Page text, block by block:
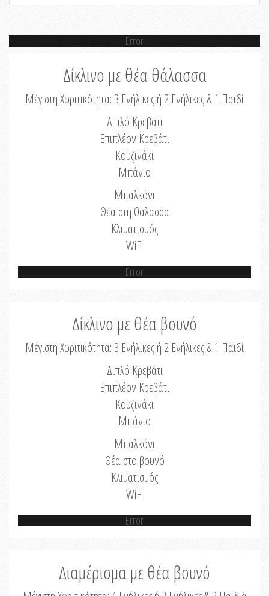
Error
Δίκλινο με θέα θάλασσα
Μέγιστη Χωριτικότητα: 3 Ενήλικες ή 2 Ενήλικες & 1 Παιδί
Διπλό Κρεβάτι
Επιπλέον Κρεβάτι
Κουζινάκι
Μπάνιο
Μπαλκόνι
Θέα στη θάλασσα
Κλιματισμός
WiFi
Error
Δίκλινο με θέα βουνό
Μέγιστη Χωριτικότητα: 3 Ενήλικες ή 2 Ενήλικες & 1 Παιδί
Διπλό Κρεβάτι
Επιπλέον Κρεβάτι
Κουζινάκι
Μπάνιο
Μπαλκόνι
Θέα στο βουνό
Κλιματισμός
WiFi
Error
Διαμέρισμα με θέα βουνό